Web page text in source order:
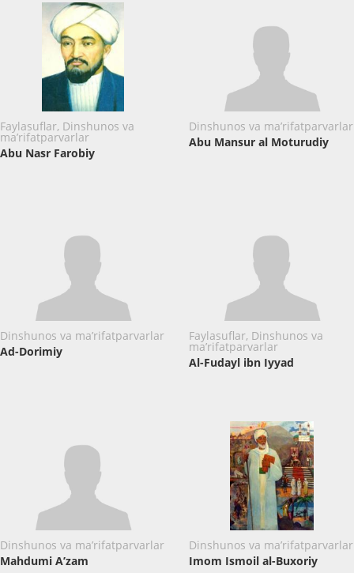
Faylasuflar, Dinshunos va
ma’rifatparvarlar
Abu Nasr Farobiy
Dinshunos va ma’rifatparvarlar
Abu Mansur al Moturudiy
Dinshunos va ma’rifatparvarlar
Ad-Dorimiy
Faylasuflar, Dinshunos va
ma’rifatparvarlar
Al-Fudayl ibn Iyyad
Dinshunos va ma’rifatparvarlar
Mahdumi A’zam
Dinshunos va ma’rifatparvarlar
Imom Ismoil al-Buxoriy